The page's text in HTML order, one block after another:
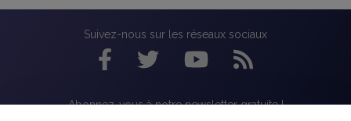
Suivez-nous sur les réseaux sociaux
Abonnez-vous à notre newsletter gratuite !